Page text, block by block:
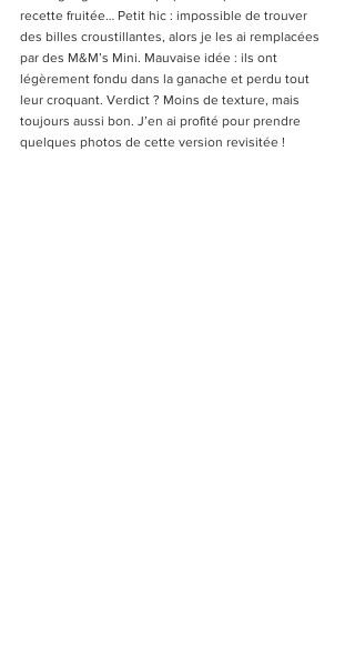
recette fruitée… Petit hic : impossible de trouver
des billes croustillantes, alors je les ai remplacées
par des M&M’s Mini. Mauvaise idée : ils ont
légèrement fondu dans la ganache et perdu tout
leur croquant. Verdict ? Moins de texture, mais
toujours aussi bon. J’en ai profité pour prendre
quelques photos de cette version revisitée !